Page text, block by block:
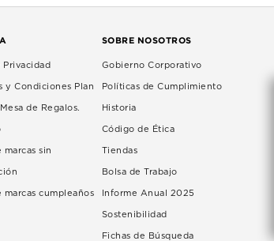
Privacidad
y Condiciones Plan
de Regalos.
marcas sin
marcas cumpleaños
SOBRE NOSOTROS
Gobierno Corporativo
Políticas de Cumplimiento
Historia
Código de Ética
Tiendas
Bolsa de Trabajo
Informe Anual 2025
Sostenibilidad
Fichas de Búsqueda